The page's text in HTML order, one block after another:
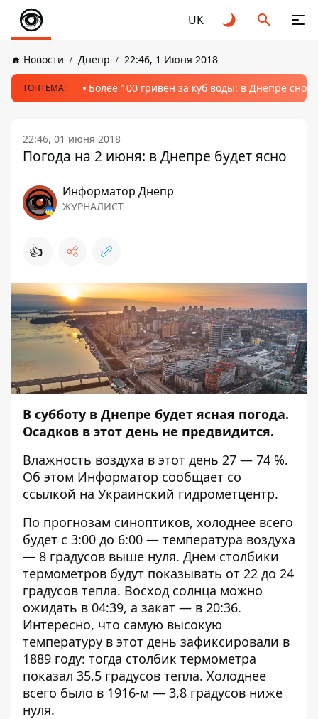
UK
Новости Днепр 22:46, 1 Июня 2018
ТОПТЕМА: Более 100 гривен за куб воды: в Днепре
22:46, 01 июня 2018
Погода на 2 июня: в Днепре будет ясно
Информатор Днепр
ЖУРНАЛИСТ
👍
В субботу в Днепре будет ясная погода.
Осадков в этот день не предвидится.
Влажность воздуха в этот день 27 — 74 %.
Об этом Информатор сообщает со
ссылкой на Украинский гидрометцентр.
По прогнозам синоптиков, холоднее всего
будет с 3:00 до 6:00 — температура воздуха
— 8 градусов выше нуля. Днем столбики
термометров будут показывать от 22 до 24
градусов тепла. Восход солнца можно
ожидать в 04:39, а закат — в 20:36.
Интересно, что самую высокую
температуру в этот день зафиксировали в
1889 году: тогда столбик термометра
показал 35,5 градусов тепла. Холоднее
всего было в 1916-м — 3,8 градусов ниже
нуля.